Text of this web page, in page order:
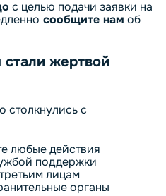
с целью подачи заявки на
сообщите нам об
стали жертвой
столкнулись с
любые действия
поддержки
лицам
органы